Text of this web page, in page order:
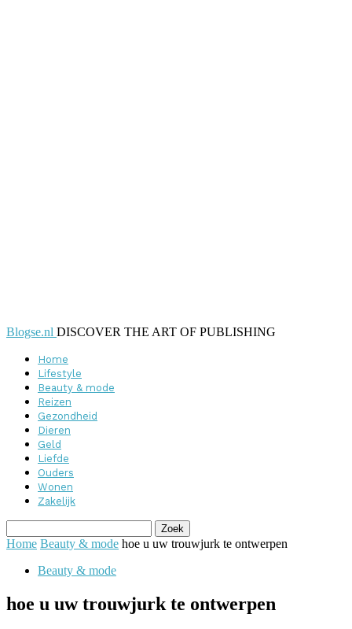
Blogse.nl DISCOVER THE ART OF PUBLISHING
Home
Lifestyle
Beauty & mode
Reizen
Gezondheid
Dieren
Geld
Liefde
Ouders
Wonen
Zakelijk
Home Beauty & mode hoe u uw trouwjurk te ontwerpen
Beauty & mode
hoe u uw trouwjurk te ontwerpen